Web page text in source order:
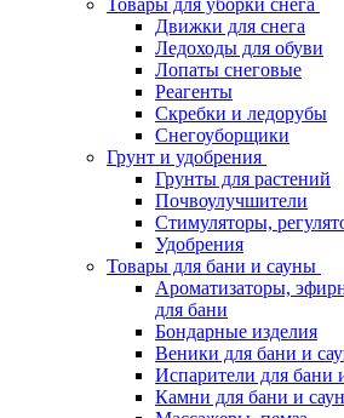
Движки для снега
Ледоходы для обуви
Лопаты снеговые
Реагенты
Скребки и ледорубы
Снегоуборщики
Грунт и удобрения
Грунты для растений
Почвоулучшители
Стимуляторы,
Удобрения
Товары для бани и сауны
Ароматизаторы,
для бани
Бондарные изделия
Веники для бани и
Испарители для бани
Камни для бани и